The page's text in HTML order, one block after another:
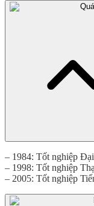
– 1984: Tốt nghiệp
– 1998: Tốt nghiệp
– 2005: Tốt nghiệp